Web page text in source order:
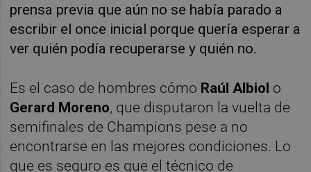
prensa previa que aún no se había parado a
escribir el once inicial porque quería esperar a
ver quién podía recuperarse y quién no.
Es el caso de hombres cómo Raúl Albiol o
Gerard Moreno, que disputaron la vuelta de
semifinales de Champions pese a no
encontrarse en las mejores condiciones. Lo
que es seguro es que el técnico de